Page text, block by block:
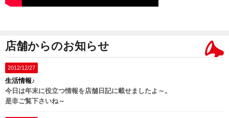
店舗からのお知らせ
2012/12/27
生活情報♪
今日は年末に役立つ情報を店舗日記に載せましたよ～。
是非ご覧下さいね～